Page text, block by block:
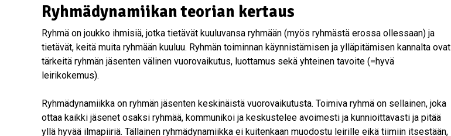
Ryhmädynamiikan teorian kertaus
Ryhmä on joukko ihmisiä, jotka tietävät kuuluvansa ryhmään (myös ryhmästä erossa ollessaan) ja
tietävät, keitä muita ryhmään kuuluu. Ryhmän toiminnan käynnistämisen ja ylläpitämisen kannalta ovat
tärkeitä ryhmän jäsenten välinen vuorovaikutus, luottamus sekä yhteinen tavoite (=hyvä
leirikokemus).
Ryhmädynamiikka on ryhmän jäsenten keskinäistä vuorovaikutusta. Toimiva ryhmä on sellainen, joka
ottaa kaikki jäsenet osaksi ryhmää, kommunikoi ja keskustelee avoimesti ja kunnioittavasti ja pitää
yllä hyvää ilmapiiriä. Tällainen ryhmädynamiikka ei kuitenkaan muodostu leirille eikä tiimiin itsestään,